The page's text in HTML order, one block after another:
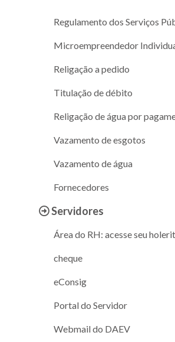
Regulamento dos Serviços
Microempreendedor
Religação a pedido
Titulação de débito
Religação de água por
Vazamento de esgotos
Vazamento de água
Fornecedores
Servidores
Área do RH: acesse seu
cheque
eConsig
Portal do Servidor
Webmail do DAEV